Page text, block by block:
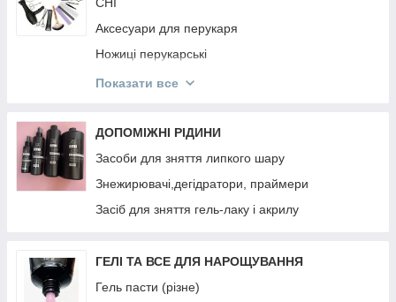
Аксесуари для перукаря
Ножиці перукарські
Гребінці
Ellips
KAYPRO
NOOK
РЕЗИНКИ Invisibobble
BRELIL
JNOWA
Показати все
ДОПОМІЖНІ РІДИНИ
Засоби для зняття липкого шару
Знежирювачі,дегідратори, праймери
Засіб для зняття гель-лаку і акрилу
ГЕЛІ ТА ВСЕ ДЛЯ НАРОЩУВАННЯ
Гель пасти (різне)